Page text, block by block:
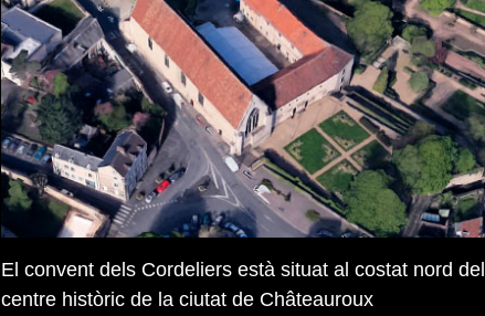
El convent dels Cordeliers està situat al costat nord del
centre històric de la ciutat de Châteauroux